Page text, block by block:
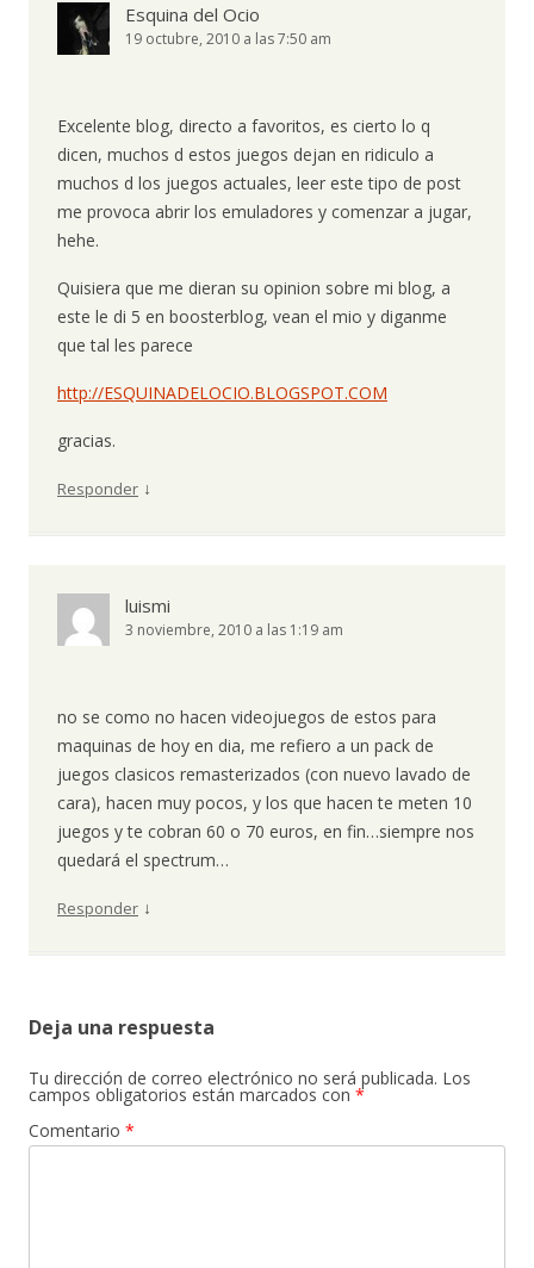
Esquina del Ocio
19 octubre, 2010 a las 7:50 am
Excelente blog, directo a favoritos, es cierto lo q
dicen, muchos d estos juegos dejan en ridiculo a
muchos d los juegos actuales, leer este tipo de post
me provoca abrir los emuladores y comenzar a jugar,
hehe.
Quisiera que me dieran su opinion sobre mi blog, a
este le di 5 en boosterblog, vean el mio y diganme
que tal les parece
http://ESQUINADELOCIO.BLOGSPOT.COM
gracias.
Responder ↓
luismi
3 noviembre, 2010 a las 1:19 am
no se como no hacen videojuegos de estos para
maquinas de hoy en dia, me refiero a un pack de
juegos clasicos remasterizados (con nuevo lavado de
cara), hacen muy pocos, y los que hacen te meten 10
juegos y te cobran 60 o 70 euros, en fin…siempre nos
quedará el spectrum…
Responder ↓
Deja una respuesta
Tu dirección de correo electrónico no será publicada. Los
campos obligatorios están marcados con *
Comentario *